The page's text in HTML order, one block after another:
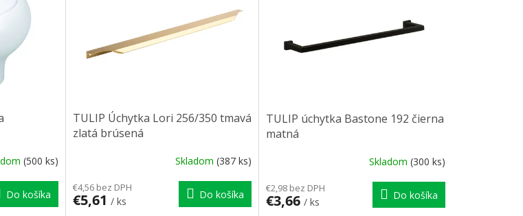
(500 ks)
Do košíka
TULIP Úchytka Lori 256/350 tmavá
zlatá brúsená
Skladom (387 ks)
€4,56 bez DPH
€5,61 / ks
Do košíka
TULIP úchytka Bastone 192 čierna
matná
Skladom (300 ks)
€2,98 bez DPH
€3,66 / ks
Do košíka